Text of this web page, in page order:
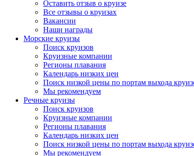
Оставить отзыв о круизе
Все отзывы о круизах
Вакансии
Наши награды
Морские круизы
Поиск круизов
Круизные компании
Регионы плавания
Календарь низких цен
Поиск низкой цены по портам выхода
Мы рекомендуем
Речные круизы
Поиск круизов
Круизные компании
Регионы плавания
Календарь низких цен
Поиск низкой цены по портам выхода
Мы рекомендуем